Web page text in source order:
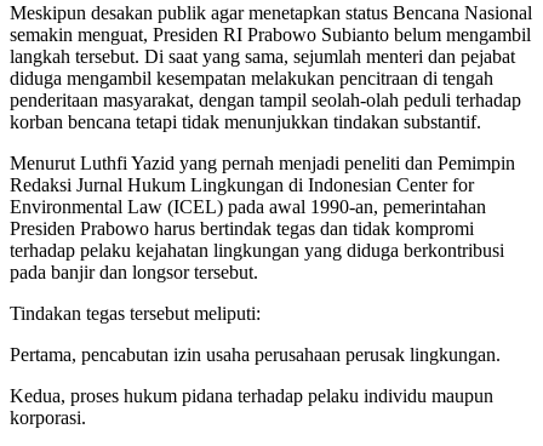
Meskipun desakan publik agar menetapkan status Bencana Nasional
semakin menguat, Presiden RI Prabowo Subianto belum mengambil
langkah tersebut. Di saat yang sama, sejumlah menteri dan pejabat
diduga mengambil kesempatan melakukan pencitraan di tengah
penderitaan masyarakat, dengan tampil seolah-olah peduli terhadap
korban bencana tetapi tidak menunjukkan tindakan substantif.
Menurut Luthfi Yazid yang pernah menjadi peneliti dan Pemimpin
Redaksi Jurnal Hukum Lingkungan di Indonesian Center for
Environmental Law (ICEL) pada awal 1990-an, pemerintahan
Presiden Prabowo harus bertindak tegas dan tidak kompromi
terhadap pelaku kejahatan lingkungan yang diduga berkontribusi
pada banjir dan longsor tersebut.
Tindakan tegas tersebut meliputi:
Pertama, pencabutan izin usaha perusahaan perusak lingkungan.
Kedua, proses hukum pidana terhadap pelaku individu maupun
korporasi.